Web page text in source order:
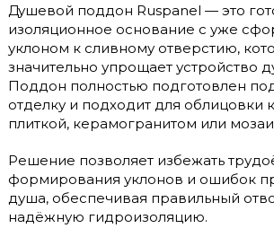
Душевой поддон Ruspanel — это
изоляционное основание с уже
уклоном к сливному отверстию,
значительно упрощает устройство
Поддон полностью подготовлен
отделку и подходит для облицовки
плиткой, керамогранитом или
Решение позволяет избежать
формирования уклонов и ошибок
душа, обеспечивая правильный
надёжную гидроизоляцию.